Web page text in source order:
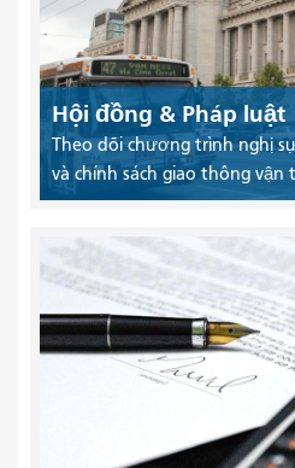
Hội đồng & Pháp luật
Theo dõi chương trình nghị
và chính sách giao thông vận